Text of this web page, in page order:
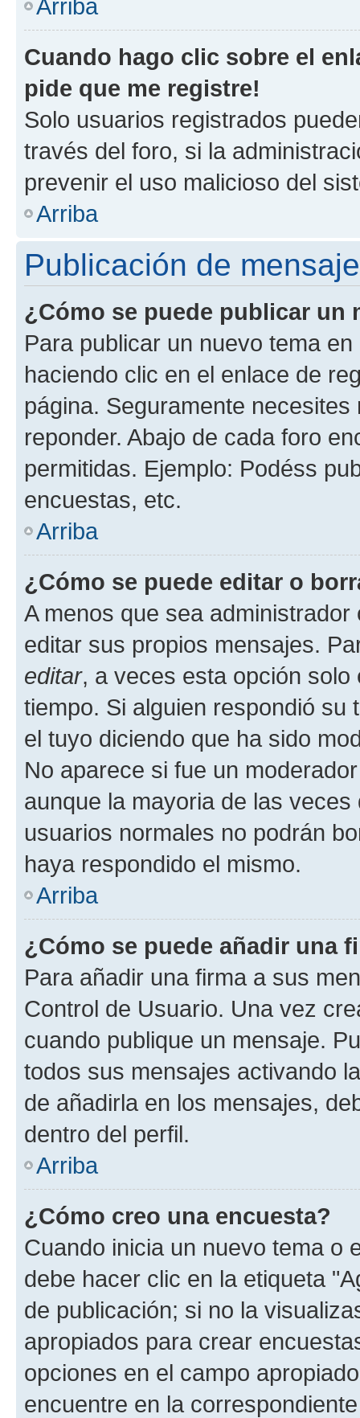
Arriba
Cuando hago clic sobre el
pide que me registre!
Solo usuarios registrados
través del foro, si la
prevenir el uso malicioso del
Arriba
Publicación de
¿Cómo se puede publicar un
Para publicar un nuevo tema
haciendo clic en el enlace de
página. Seguramente
reponder. Abajo de cada foro
permitidas. Ejemplo: Podéss
encuestas, etc.
Arriba
¿Cómo se puede editar o
A menos que sea
editar sus propios mensajes.
editar, a veces esta opción
tiempo. Si alguien respondió
el tuyo diciendo que ha sido
No aparece si fue un
aunque la mayoria de las
usuarios normales no podrán
haya respondido el mismo.
Arriba
¿Cómo se puede añadir una
Para añadir una firma a sus
Control de Usuario. Una vez
cuando publique un mensaje.
todos sus mensajes activando
de añadirla en los mensajes,
dentro del perfil.
Arriba
¿Cómo creo una encuesta?
Cuando inicia un nuevo tema o
debe hacer clic en la etiqueta
de publicación; si no la
apropiados para crear
opciones en el campo
encuentre en la